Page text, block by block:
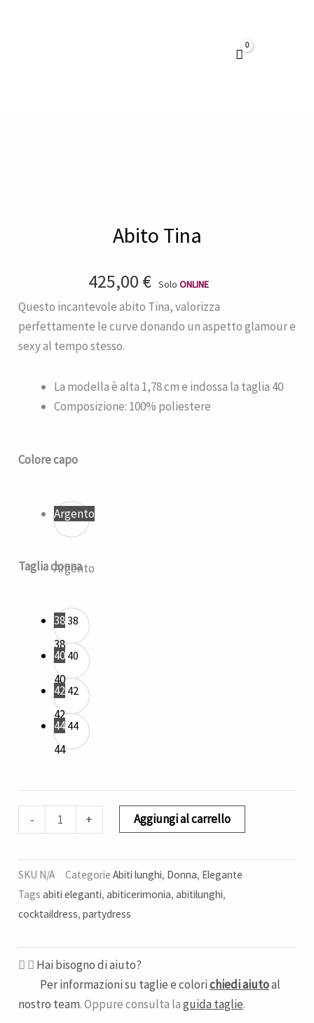
Abito Tina
425,00 € Solo ONLINE
Questo incantevole abito Tina, valorizza
perfettamente le curve donando un aspetto glamour e
sexy al tempo stesso.
La modella è alta 1,78 cm e indossa la taglia 40
Composizione: 100% poliestere
Colore capo
Argento
Argento
Taglia donna
3838
38
40 40
40
42 42
42
44 44
44
-
Abito
+ Aggiungi al carrello
SKU N/A Categorie Abiti lunghi, Donna, Elegante
Tags abiti eleganti, abiticerimonia, abitilunghi,
cocktaildress, partydress
Hai bisogno di aiuto?
Per informazioni su taglie e colorichiedi aiutoal
nostro team. Oppure consulta laguida taglie.